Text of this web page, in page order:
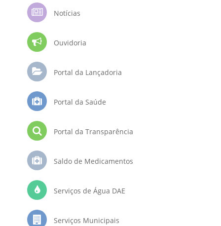
Notícias
Ouvidoria
Portal da Lançadoria
Portal da Saúde
Portal da Transparência
Saldo de Medicamentos
Serviços de Água DAE
Serviços Municipais